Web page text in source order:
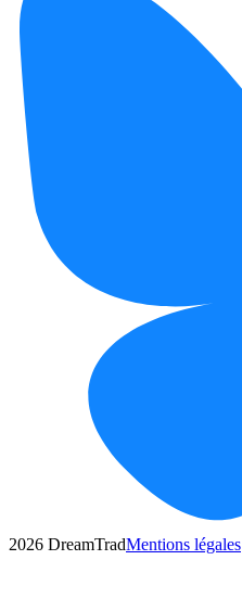
2026 DreamTradMentions légales